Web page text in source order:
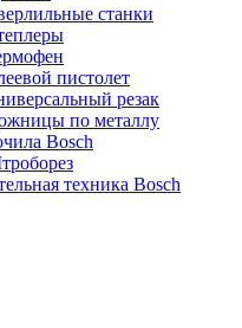
станки
пистолет
резак
по металлу
Bosch
техника Bosch